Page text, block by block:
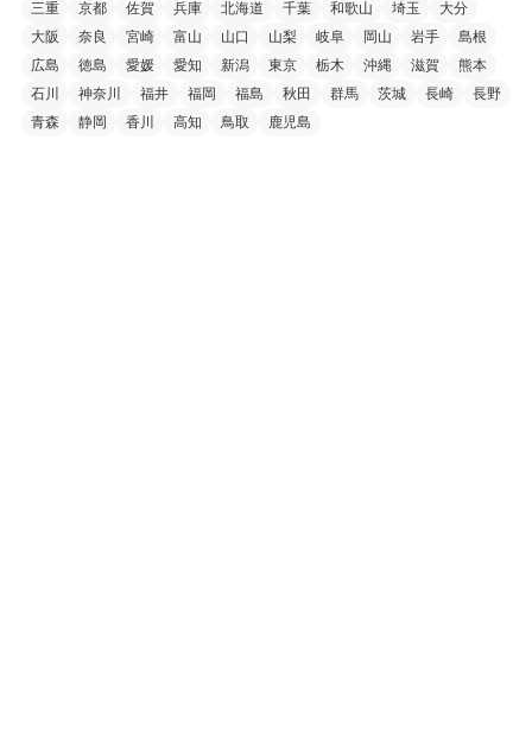
三重 京都 佐賀 兵庫 北海道 千葉 和歌山 埼玉
大分
大阪
奈良 宮崎 富山 山口 山梨 岐阜 岡山 岩手
島根
広島
徳島 愛媛 愛知 新潟 東京 栃木 沖縄 滋賀
熊本
石川
神奈川 福井 福岡 福島 秋田 群馬 茨城 長崎
長野
青森
静岡 香川 高知 鳥取 鹿児島